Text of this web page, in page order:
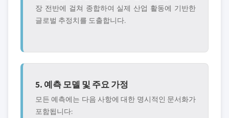
장 전반에 걸쳐 종합하여 실제 산업 활동에 기반한
글로벌 추정치를 도출합니다.
5. 예측 모델 및 주요 가정
모든 예측에는 다음 사항에 대한 명시적인 문서화가
포함됩니다: